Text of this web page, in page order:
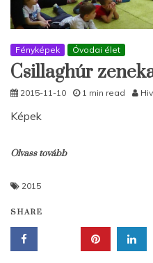
Fényképek Óvodai élet
Csillaghúr
2015-11-10 1 min read
Képek
Olvass tovább
2015
SHARE